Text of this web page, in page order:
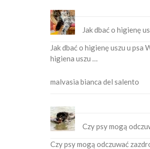
Jak dbać o higienę
Jak dbać o higienę uszu u psa
higiena uszu …
malvasia bianca del salento
Czy psy mogą
Czy psy mogą odczuwać